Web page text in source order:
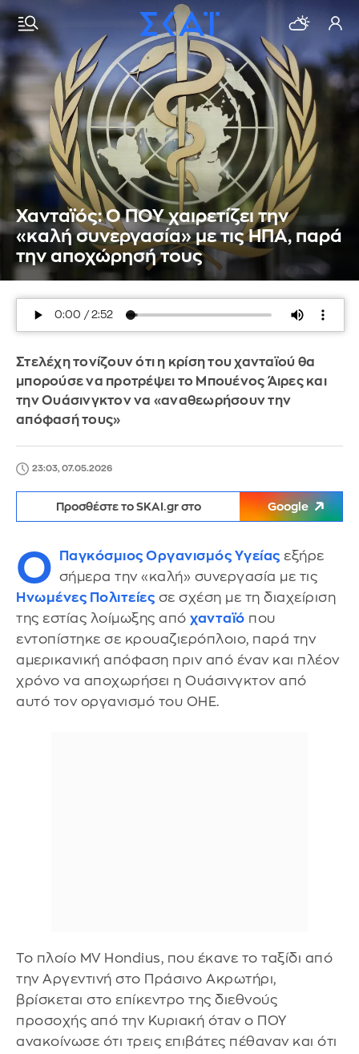
Χανταϊός: Ο ΠΟΥ χαιρετίζει την
«καλή συνεργασία» με τις ΗΠΑ, παρά
την αποχώρησή τους
Στελέχη τονίζουν ότι η κρίση του χανταϊού θα
μπορούσε να προτρέψει το Μπουένος Άιρες και
την Ουάσινγκτον να «αναθεωρήσουν την
απόφασή τους»
23:03, 07.05.2026
Προσθέστε το SKAI.gr στο Google
Ο Παγκόσμιος Οργανισμός Υγείας εξήρε
σήμερα την «καλή» συνεργασία με τις
Ηνωμένες Πολιτείες σε σχέση με τη διαχείριση
της εστίας λοίμωξης από χανταϊό που
εντοπίστηκε σε κρουαζιερόπλοιο, παρά την
αμερικανική απόφαση πριν από έναν και πλέον
χρόνο να αποχωρήσει η Ουάσινγκτον από
αυτό τον οργανισμό του ΟΗΕ.
Το πλοίο MV Hondius, που έκανε το ταξίδι από
την Αργεντινή στο Πράσινο Ακρωτήρι,
βρίσκεται στο επίκεντρο της διεθνούς
προσοχής από την Κυριακή όταν ο ΠΟΥ
ανακοίνωσε ότι τρεις επιβάτες πέθαναν και ότι